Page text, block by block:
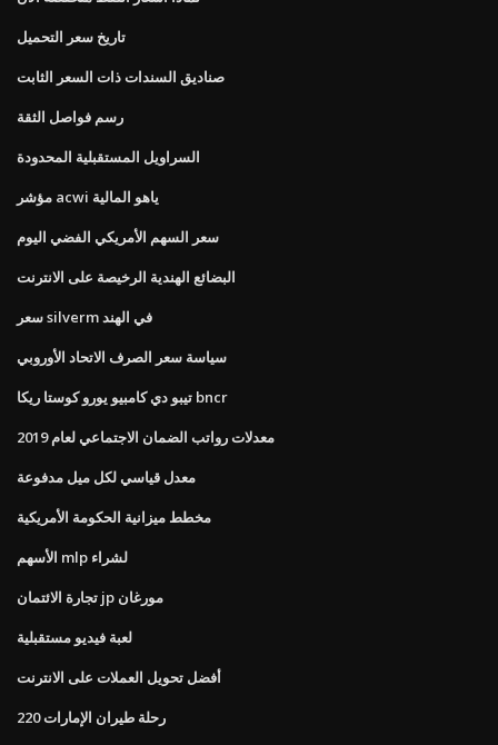
تاريخ سعر التحميل
صناديق السندات ذات السعر الثابت
رسم فواصل الثقة
السراويل المستقبلية المحدودة
مؤشر acwi ياهو المالية
سعر السهم الأمريكي الفضي اليوم
البضائع الهندية الرخيصة على الانترنت
سعر silverm في الهند
سياسة سعر الصرف الاتحاد الأوروبي
تيبو دي كامبيو يورو كوستا ريكا bncr
معدلات رواتب الضمان الاجتماعي لعام 2019
معدل قياسي لكل ميل مدفوعة
مخطط ميزانية الحكومة الأمريكية
الأسهم mlp لشراء
تجارة الائتمان jp مورغان
لعبة فيديو مستقبلية
أفضل تحويل العملات على الانترنت
رحلة طيران الإمارات 220